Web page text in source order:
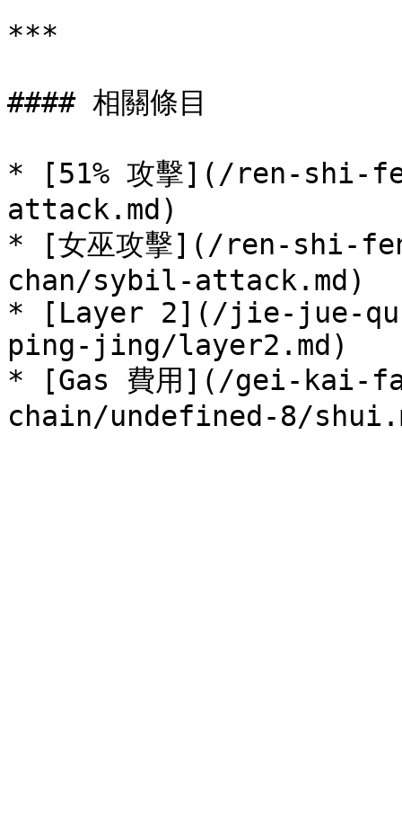
***
#### 相關條目
* [51% 攻擊](/ren-shi-
attack.md)
* [女巫攻擊](/ren-shi-
chan/sybil-attack.md)
* [Layer 2](/jie-jue-
ping-jing/layer2.md)
* [Gas 費用](/gei-kai-